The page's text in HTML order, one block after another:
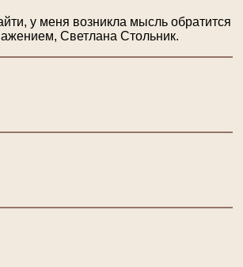
у меня возникла мысль обратится
Светлана Стольник.